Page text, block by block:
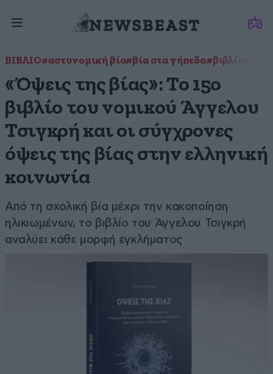
ΒΙΒΛΙΟ#αστυνομική βία#βία στα γήπεδα#βιβλίο
«Όψεις της βίας»: Το 15ο
βιβλίο του νομικού Άγγελου
Τσιγκρή και οι σύγχρονες
όψεις της βίας στην ελληνική
κοινωνία
Από τη σχολική βία μέχρι την κακοποίηση
ηλικιωμένων, το βιβλίο του Άγγελου Τσιγκρή
αναλύει κάθε μορφή εγκλήματος